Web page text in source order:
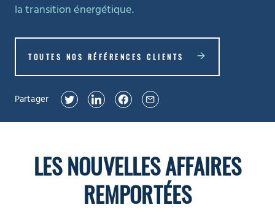
la transition énergétique.
TOUTES NOS RÉFÉRENCES CLIENTS
Partager
LES NOUVELLES AFFAIRES
REMPORTÉES